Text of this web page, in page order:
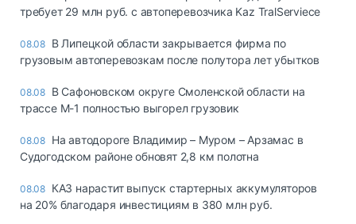
требует 29 млн руб. с автоперевозчика Kaz TralServiece
08.08 В Липецкой области закрывается фирма по
грузовым автоперевозкам после полутора лет убытков
08.08 В Сафоновском округе Смоленской области на
трассе М-1 полностью выгорел грузовик
08.08 На автодороге Владимир – Муром – Арзамас в
Судогодском районе обновят 2,8 км полотна
08.08 КАЗ нарастит выпуск стартерных аккумуляторов
на 20% благодаря инвестициям в 380 млн руб.